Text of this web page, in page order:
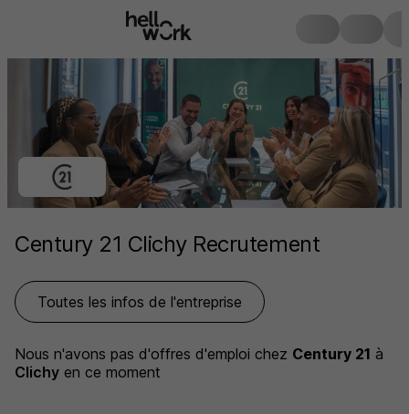
Century 21 Clichy Recrutement
Toutes les infos de l'entreprise
Nous n'avons pas d'offres d'emploi chez Century 21 à
Clichy en ce moment